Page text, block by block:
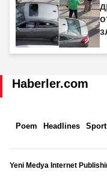
Haberler.com
Poem Headlines Sport
Yeni Medya Internet